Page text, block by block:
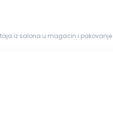
iz salona u magacin i